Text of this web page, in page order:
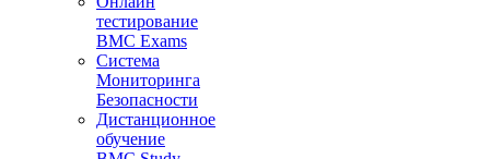
тестирование
BMC Exams
Система
Мониторинга
Безопасности
Дистанционное
обучение